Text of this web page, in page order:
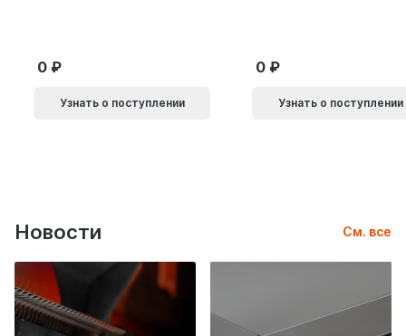
0
Узнать о поступлении
0
Узнать о поступлении
Новости См. все